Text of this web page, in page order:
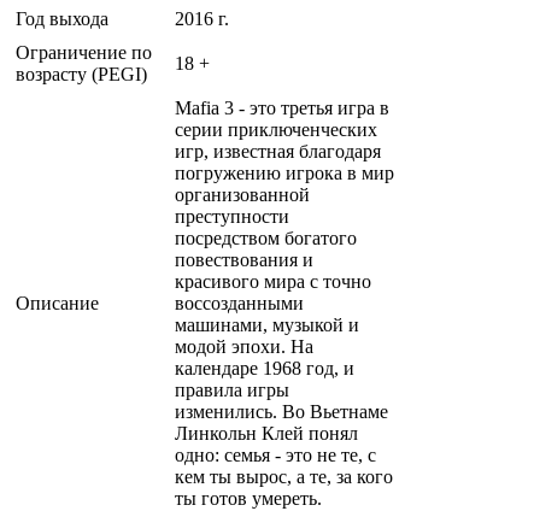
Год выхода
2016 г.
Ограничение по
возрасту (PEGI)
18 +
Описание
Mafia 3 - это третья игра в
серии приключенческих
игр, известная благодаря
погружению игрока в мир
организованной
преступности
посредством богатого
повествования и
красивого мира с точно
воссозданными
машинами, музыкой и
модой эпохи. На
календаре 1968 год, и
правила игры
изменились. Во Вьетнаме
Линкольн Клей понял
одно: семья - это не те, с
кем ты вырос, а те, за кого
ты готов умереть.